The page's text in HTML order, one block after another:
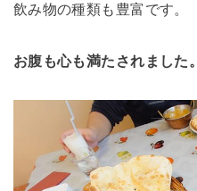
飲み物の種類も豊富です。
お腹も心も満たされました。